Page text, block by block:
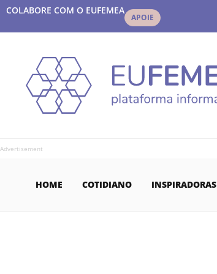
COLABORE COM O EUFEMEA
APOIE
Advertisement
HOME COTIDIANO INSPIRADORAS